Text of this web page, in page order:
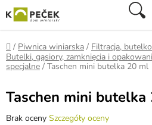
do
treści
Home
/ Piwnica winiarska / Filtracja,
Butelki, gąsiory, zamknięcia i
specjalne / Taschen mini butelka 20 ml
Taschen mini butelka
Średnia
Brak oceny Szczegóły oceny